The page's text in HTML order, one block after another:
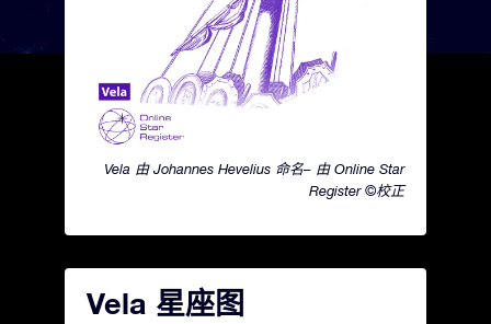
Vela 由 Johannes Hevelius 命名– 由 Online Star
Register ©校正
Vela 星座图